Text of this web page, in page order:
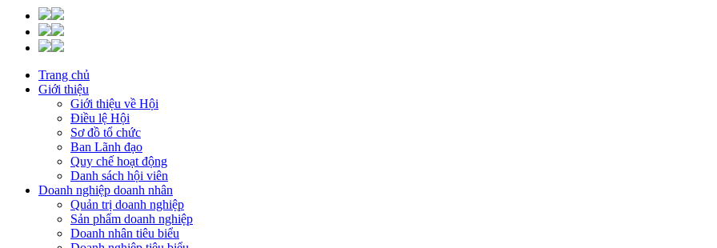
Trang chủ
Giới thiệu
Giới thiệu về Hội
Điều lệ Hội
Sơ đồ tổ chức
Ban Lãnh đạo
Quy chế hoạt động
Danh sách hội viên
Doanh nghiệp doanh nhân
Quản trị doanh nghiệp
Sản phẩm doanh nghiệp
Doanh nhân tiêu biểu